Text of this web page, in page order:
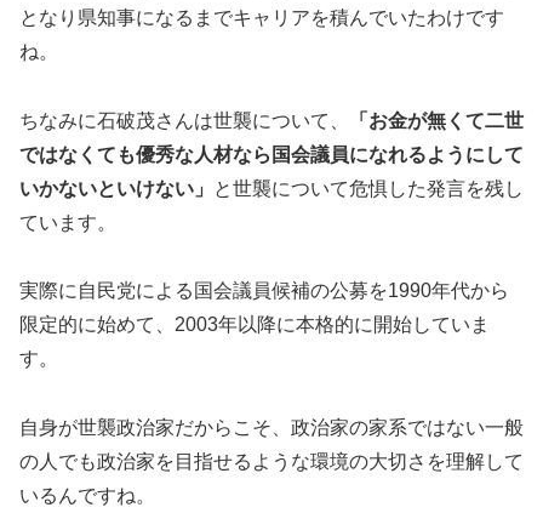
となり県知事になるまでキャリアを積んでいたわけです
ね。
ちなみに石破茂さんは世襲について、
「お金が無くて二世
ではなくても優秀な人材なら国会議員になれるようにして
いかないといけない」
と世襲について危惧した発言を残し
ています。
実際に自民党による国会議員候補の公募を1990年代から
限定的に始めて、2003年以降に本格的に開始していま
す。
自身が世襲政治家だからこそ、政治家の家系ではない一般
の人でも政治家を目指せるような環境の大切さを理解して
いるんですね。